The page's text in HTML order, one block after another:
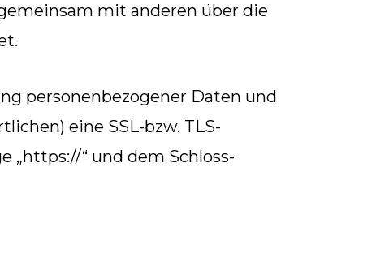
mit anderen über die
personenbezogener Daten und
eine SSL-bzw. TLS-
„https://“ und dem Schloss-